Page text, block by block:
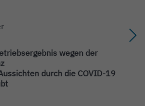
wegen der
durch die COVID-19